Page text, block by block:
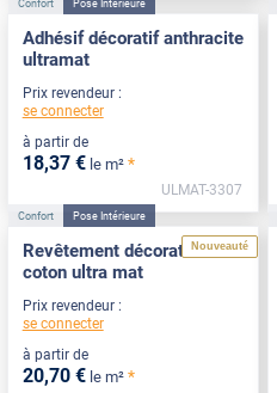
Confort Pose Intérieure
Adhésif décoratif anthracite
ultramat
Prix revendeur :
se connecter
à partir de
18,37 € le m² *
ULMAT-3307
Nouveauté
Confort Pose Intérieure
Revêtement décoratif blanc
coton ultra mat
Prix revendeur :
se connecter
à partir de
20,70 € le m² *